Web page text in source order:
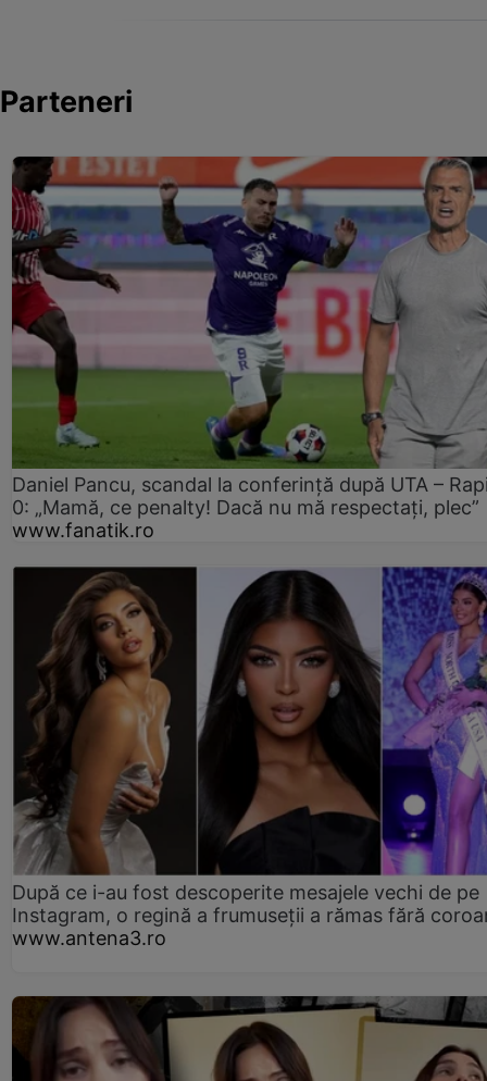
Parteneri
Daniel Pancu, scandal la conferință după UTA –
0: „Mamă, ce penalty! Dacă nu mă respectați, plec”
www.fanatik.ro
După ce i-au fost descoperite mesajele vechi de pe
Instagram, o regină a frumuseții a rămas fără
www.antena3.ro